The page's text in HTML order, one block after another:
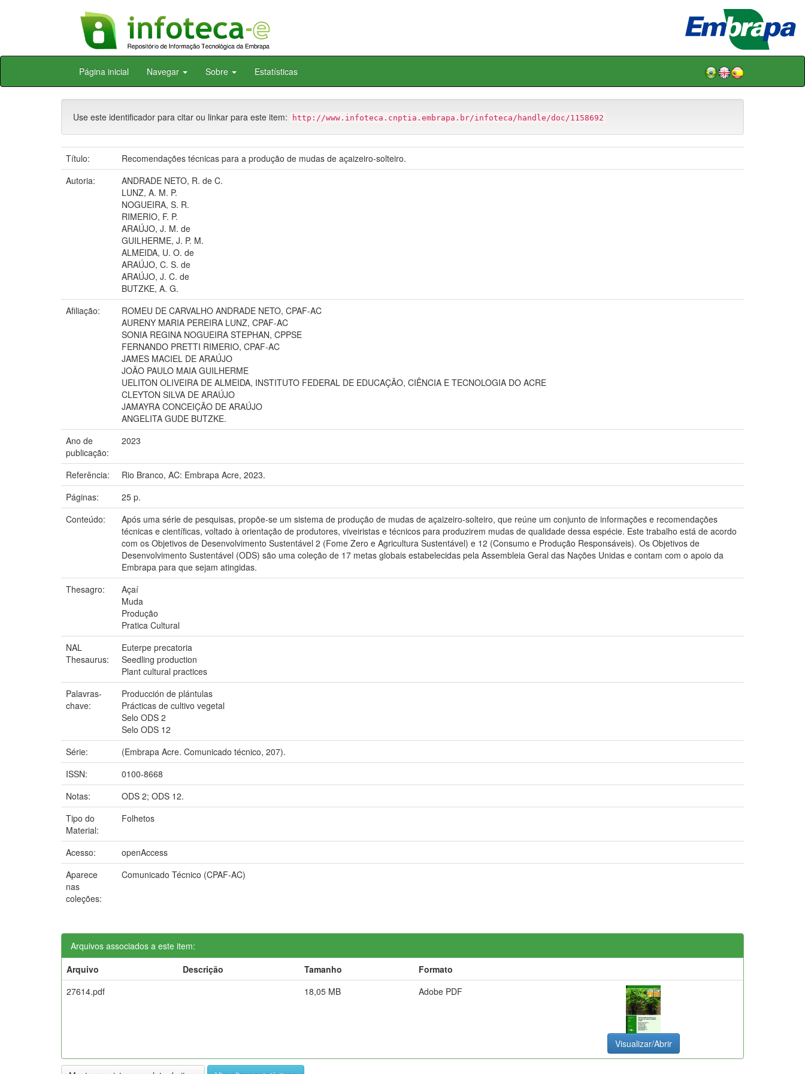
Skip
Página inicial Navegar Sobre Estatísticas
Use este identificador para citar ou linkar para este item: http://www.infoteca.cnptia.embrapa.br/infoteca/handle/doc/1158692
Título:
Recomendações técnicas para a produção de mudas de açaizeiro-solteiro.
Autoria:
ANDRADE NETO, R. de C.
LUNZ, A. M. P.
NOGUEIRA, S. R.
RIMERIO, F. P.
ARAÚJO, J. M. de
GUILHERME, J. P. M.
ALMEIDA, U. O. de
ARAÚJO, C. S. de
ARAÚJO, J. C. de
BUTZKE, A. G.
Afiliação:
ROMEU DE CARVALHO ANDRADE NETO, CPAF-AC
AURENY MARIA PEREIRA LUNZ, CPAF-AC
SONIA REGINA NOGUEIRA STEPHAN, CPPSE
FERNANDO PRETTI RIMERIO, CPAF-AC
JAMES MACIEL DE ARAÚJO
JOÃO PAULO MAIA GUILHERME
UELITON OLIVEIRA DE ALMEIDA, INSTITUTO FEDERAL DE EDUCAÇÃO, CIÊNCIA E TECNOLOGIA DO ACRE
CLEYTON SILVA DE ARAÚJO
JAMAYRA CONCEIÇÃO DE ARAÚJO
ANGELITA GUDE BUTZKE.
Ano de
publicação:
2023
Referência:
Rio Branco, AC: Embrapa Acre, 2023.
Páginas:
25 p.
Conteúdo:
Após uma série de pesquisas, propõe-se um sistema de produção de mudas de açaizeiro-solteiro, que reúne um conjunto de informações e recomendações
técnicas e científicas, voltado à orientação de produtores, viveiristas e técnicos para produzirem mudas de qualidade dessa espécie. Este trabalho está de acordo
com os Objetivos de Desenvolvimento Sustentável 2 (Fome Zero e Agricultura Sustentável) e 12 (Consumo e Produção Responsáveis). Os Objetivos de
Desenvolvimento Sustentável (ODS) são uma coleção de 17 metas globais estabelecidas pela Assembleia Geral das Nações Unidas e contam com o apoio da
Embrapa para que sejam atingidas.
Thesagro:
Açaí
Muda
Produção
Pratica Cultural
NAL
Thesaurus:
Euterpe precatoria
Seedling production
Plant cultural practices
Palavras-
chave:
Producción de plántulas
Prácticas de cultivo vegetal
Selo ODS 2
Selo ODS 12
Série:
(Embrapa Acre. Comunicado técnico, 207).
ISSN:
0100-8668
Notas:
ODS 2; ODS 12.
Tipo do
Material:
Folhetos
Acesso:
openAccess
Aparece
nas
coleções:
Comunicado Técnico (CPAF-AC)
Arquivos associados a este item:
Arquivo
Descrição Tamanho
Formato
27614.pdf
18,05 MB Adobe PDF
Visualizar/Abrir